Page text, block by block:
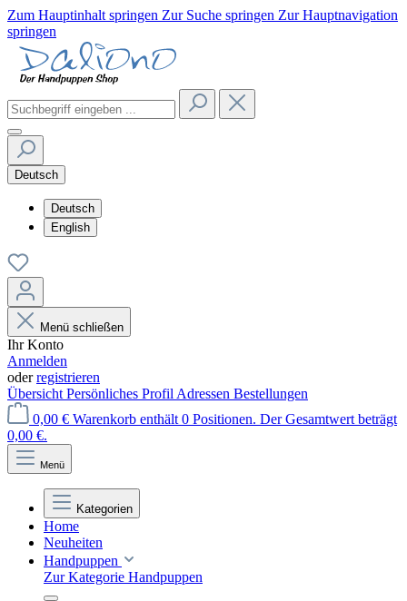
Zum Hauptinhalt springen Zur Suche springen Zur Hauptnavigation
springen
Deutsch
Deutsch
English
Menü schließen
Ihr Konto
Anmelden
oderregistrieren
Übersicht Persönliches Profil Adressen Bestellungen
0,00 € Warenkorb enthält 0 Positionen. Der Gesamtwert beträgt
0,00 €.
Menü
Kategorien
Home
Neuheiten
Handpuppen
Zur Kategorie Handpuppen